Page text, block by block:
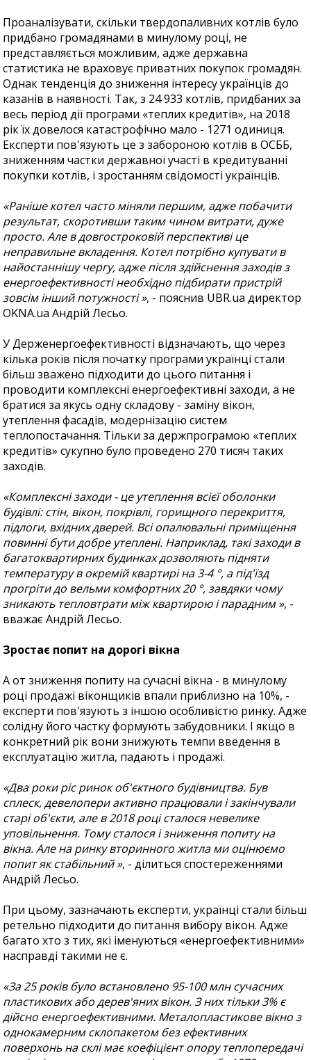
Проаналізувати, скільки твердопаливних котлів було
придбано громадянами в минулому році, не
представляється можливим, адже державна
статистика не враховує приватних покупок громадян.
Однак тенденція до зниження інтересу українців до
казанів в наявності. Так, з 24 933 котлів, придбаних за
весь період дії програми «теплих кредитів», на 2018
рік їх довелося катастрофічно мало - 1271 одиниця.
Експерти пов'язують це з забороною котлів в ОСББ,
зниженням частки державної участі в кредитуванні
покупки котлів, і зростанням свідомості українців.
«Раніше котел часто міняли першим, адже побачити
результат, скоротивши таким чином витрати, дуже
просто. Але в довгостроковій перспективі це
неправильне вкладення. Котел потрібно купувати в
найостаннішу чергу, адже після здійснення заходів з
енергоефективності необхідно підбирати пристрій
зовсім інший потужності », - пояснив UBR.ua директор
OKNA.ua Андрій Лесьо.
У Держенергоефективності відзначають, що через
кілька років після початку програми українці стали
більш зважено підходити до цього питання і
проводити комплексні енергоефективні заходи, а не
братися за якусь одну складову - заміну вікон,
утеплення фасадів, модернізацію систем
теплопостачання. Тільки за держпрограмою «теплих
кредитів» сукупно було проведено 270 тисяч таких
заходів.
«Комплексні заходи - це утеплення всієї оболонки
будівлі: стін, вікон, покрівлі, горищного перекриття,
підлоги, вхідних дверей. Всі опалювальні приміщення
повинні бути добре утеплені. Наприклад, такі заходи в
багатоквартирних будинках дозволяють підняти
температуру в окремій квартирі на 3-4 °, а під'їзд
прогріти до вельми комфортних 20 °, завдяки чому
зникають тепловтрати між квартирою і парадним », -
вважає Андрій Лесьо.
Зростає попит на дорогі вікна
А от зниження попиту на сучасні вікна - в минулому
році продажі віконщиків впали приблизно на 10%, -
експерти пов'язують з іншою особливістю ринку. Адже
солідну його частку формують забудовники. І якщо в
конкретний рік вони знижують темпи введення в
експлуатацію житла, падають і продажі.
«Два роки ріс ринок об'єктного будівництва. Був
сплеск, девелопери активно працювали і закінчували
старі об'єкти, але в 2018 році сталося невелике
уповільнення. Тому сталося і зниження попиту на
вікна. Але на ринку вторинного житла ми оцінюємо
попит як стабільний », - ділиться спостереженнями
Андрій Лесьо.
При цьому, зазначають експерти, українці стали більш
ретельно підходити до питання вибору вікон. Адже
багато хто з тих, які іменуються «енергоефективними»
насправді такими не є.
«За 25 років було встановлено 95-100 млн сучасних
пластикових або дерев'яних вікон. З них тільки 3% є
дійсно енергоефективними. Металопластикове вікно з
однокамерним склопакетом без ефективних
поверхонь на склі має коефіцієнт опору теплопередачі